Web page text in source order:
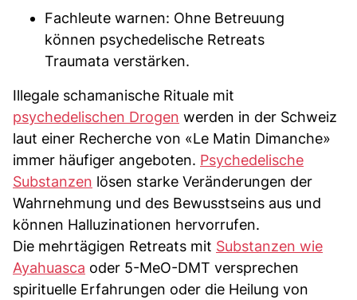
Fachleute warnen: Ohne Betreuung
können psychedelische Retreats
Traumata verstärken.
Illegale schamanische Rituale mit
psychedelischen Drogen werden in der Schweiz
laut einer Recherche von «Le Matin Dimanche»
immer häufiger angeboten. Psychedelische
Substanzen lösen starke Veränderungen der
Wahrnehmung und des Bewusstseins aus und
können Halluzinationen hervorrufen.
Die mehrtägigen Retreats mit Substanzen wie
Ayahuasca oder 5-MeO-DMT versprechen
spirituelle Erfahrungen oder die Heilung von